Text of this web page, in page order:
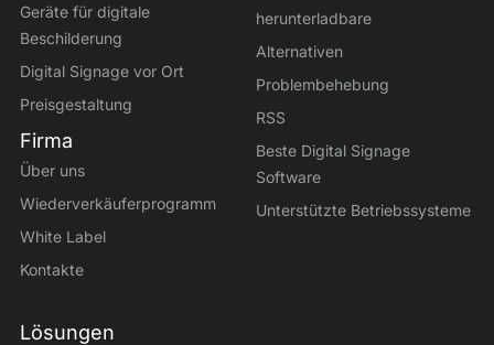
Geräte für digitale
Beschilderung
Digital Signage vor Ort
Preisgestaltung
Firma
Über uns
Wiederverkäuferprogramm
White Label
Kontakte
Lösungen
herunterladbare
Alternativen
Problembehebung
RSS
Beste Digital Signage
Software
Unterstützte Betriebssysteme